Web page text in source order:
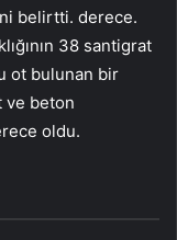
belirtti. derece.
38 santigrat
ot bulunan bir
ve beton
oldu.